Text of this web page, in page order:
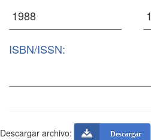
ISBN/ISSN:
Descargar archivo: Descargar